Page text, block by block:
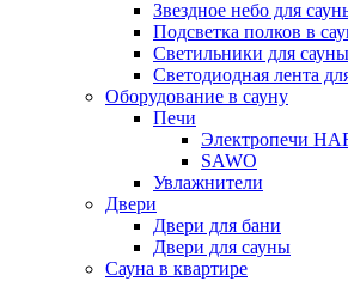
Звездное небо для
Подсветка полков в
Светильники для сауны
Светодиодная лента
Оборудование в сауну
Печи
Электропечи
SAWO
Увлажнители
Двери
Двери для бани
Двери для сауны
Сауна в квартире